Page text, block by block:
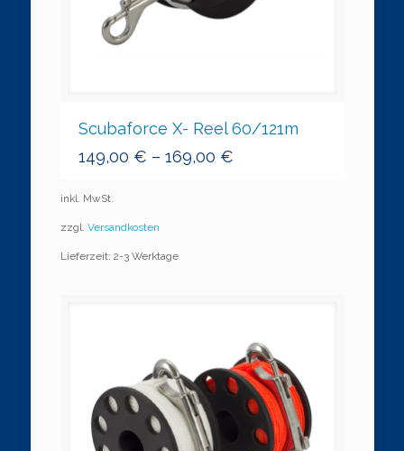
Scubaforce X- Reel 60/121m
149,00 € – 169,00 €
inkl. MwSt.
zzgl. Versandkosten
Lieferzeit: 2-3 Werktage